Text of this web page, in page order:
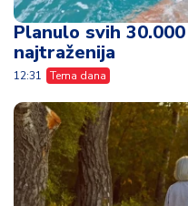
Planulo svih
najtraženija
12:31 Tema dana